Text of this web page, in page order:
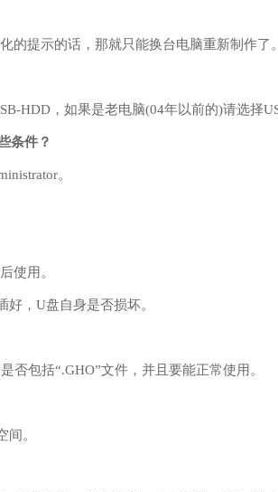
的提示的话，那就只能换台电脑重新制作了。
HDD，如果是老电脑(04年以前的)请选择
条件？
。
使用。
，U盘自身是否损坏。
否包括“.GHO”文件，并且要能正常使用。
。